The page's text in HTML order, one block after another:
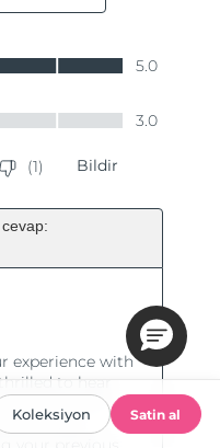
Koleksiyon Satin al